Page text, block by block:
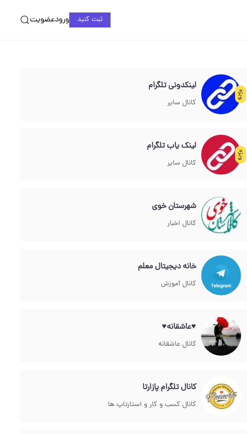
ثبت کنید ورودعضویت
ویژه
لینکدونی تلگرام
کانال سایر
ویژه
لینک یاب تلگرام
کانال سایر
شهرستان خوی
کانال اخبار
خانه دیجیتال معلم
کانال آموزش
♥عاشقانه♥
کانال عاشقانه
کانال تلگرام پازارتا
کانال کسب و کار و استارتاپ ها